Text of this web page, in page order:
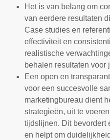
Het is van belang om
van eerdere resultaten
Case studies en
effectiviteit en
realistische
behalen resultaten voor
Een open en
voor een succesvolle
marketingbureau dient
strategieën, uit te
tijdslijnen. Dit bevordert
en helpt om